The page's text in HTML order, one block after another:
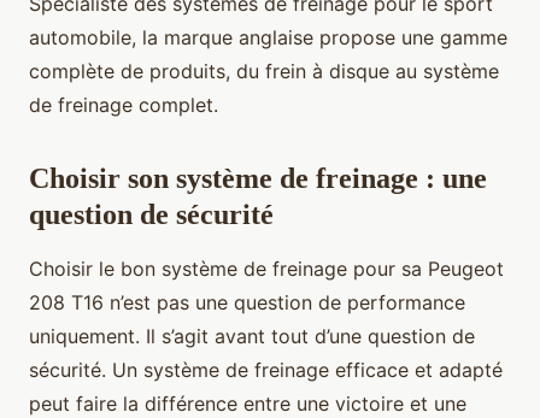
automobile, la marque anglaise propose une gamme
complète de produits, du frein à disque au système
de freinage complet.
Choisir son système de freinage : une
question de sécurité
Choisir le bon système de freinage pour sa Peugeot
208 T16 n’est pas une question de performance
uniquement. Il s’agit avant tout d’une question de
sécurité. Un système de freinage efficace et adapté
peut faire la différence entre une victoire et une